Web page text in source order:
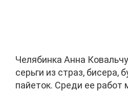
Челябинка Анна
серьги из страз, бисера,
пайеток. Среди ее работ